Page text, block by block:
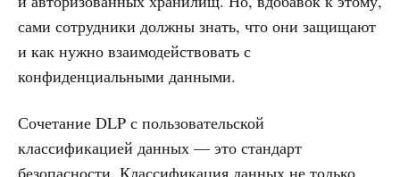
сами сотрудники должны знать, что они защищают
и как нужно взаимодействовать с
конфиденциальными данными.
Сочетание DLP с пользовательской
классификацией данных — это стандарт
безопасности. Классификация данных не только